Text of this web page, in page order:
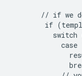
// if we
if
switch
case